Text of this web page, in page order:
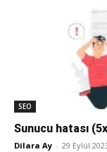
SEO
Sunucu hatası
Dilara Ay - 29 Eylül